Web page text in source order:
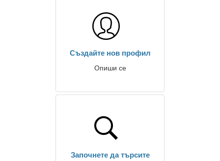
Създайте нов профил
Опиши се
Започнете да търсите